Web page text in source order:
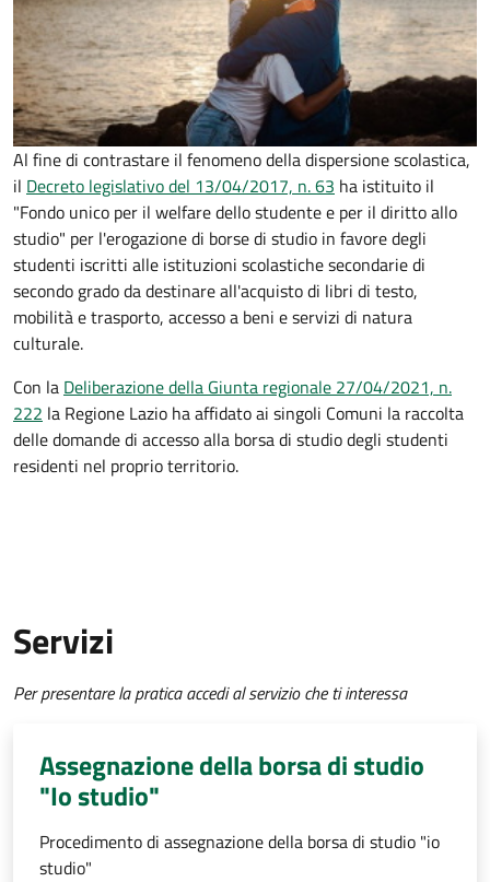
Al fine di contrastare il fenomeno della dispersione scolastica,
il Decreto legislativo del 13/04/2017, n. 63 ha istituito il
"Fondo unico per il welfare dello studente e per il diritto allo
studio" per l'erogazione di borse di studio in favore degli
studenti iscritti alle istituzioni scolastiche secondarie di
secondo grado da destinare all'acquisto di libri di testo,
mobilità e trasporto, accesso a beni e servizi di natura
culturale.
Con la Deliberazione della Giunta regionale 27/04/2021, n.
222 la Regione Lazio ha affidato ai singoli Comuni la raccolta
delle domande di accesso alla borsa di studio degli studenti
residenti nel proprio territorio.
Servizi
Per presentare la pratica accedi al servizio che ti interessa
Assegnazione della borsa di studio
"Io studio"
Procedimento di assegnazione della borsa di studio "io
studio"